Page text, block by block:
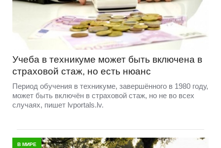
Учеба в техникуме может быть включена в
страховой стаж, но есть нюанс
Период обучения в техникуме, завершённого в 1980 году,
может быть включён в страховой стаж, но не во всех
случаях, пишет lvportals.lv.
В МИРЕ